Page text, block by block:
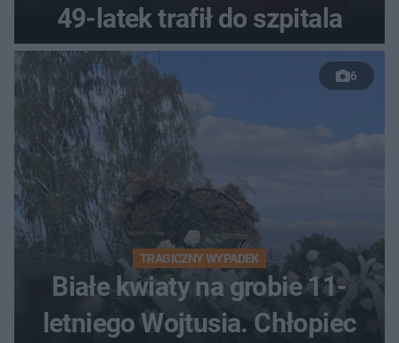
49-latek trafił do szpitala
6
TRAGICZNY WYPADEK
Białe kwiaty na grobie 11-
letniego Wojtusia. Chłopiec